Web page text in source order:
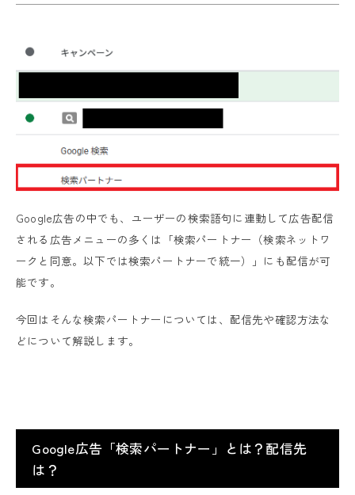
Google広告の中でも、ユーザーの検索語句に連動して広告配信
される広告メニューの多くは「検索パートナー（検索ネットワ
ークと同意。以下では検索パートナーで統一）」にも配信が可
能です。
今回はそんな検索パートナーについては、配信先や確認方法な
どについて解説します。
Google広告「検索パートナー」とは？配信先
は？